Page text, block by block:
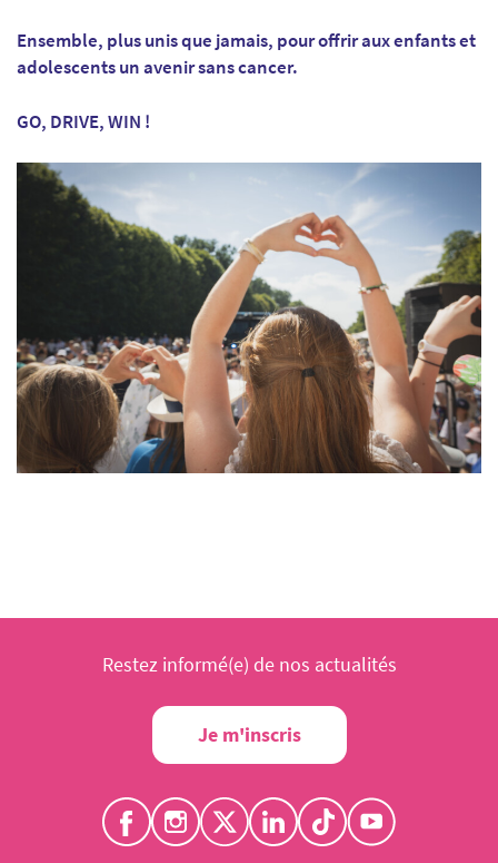
Ensemble, plus unis que jamais, pour offrir aux enfants et
adolescents un avenir sans cancer.
GO, DRIVE, WIN !
Restez informé(e) de nos actualités
Je m'inscris